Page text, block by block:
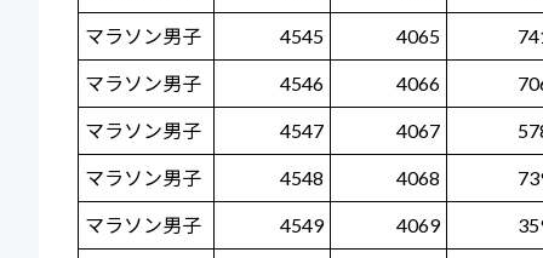
マラソン男子 4545 4065
マラソン男子 4546 4066
マラソン男子 4547 4067
マラソン男子 4548 4068
マラソン男子 4549 4069